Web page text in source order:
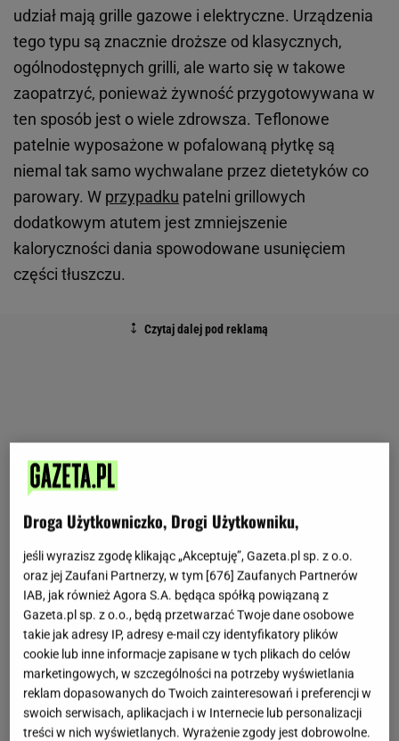
udział mają grille gazowe i elektryczne. Urządzenia
tego typu są znacznie droższe od klasycznych,
ogólnodostępnych grilli, ale warto się w takowe
zaopatrzyć, ponieważ żywność przygotowywana w
ten sposób jest o wiele zdrowsza. Teflonowe
patelnie wyposażone w pofalowaną płytkę są
niemal tak samo wychwalane przez dietetyków co
parowary. W przypadku patelni grillowych
dodatkowym atutem jest zmniejszenie
kaloryczności dania spowodowane usunięciem
części tłuszczu.
Droga Użytkowniczko, Drogi Użytkowniku,
jeśli wyrazisz zgodę klikając „Akceptuję”, Gazeta.pl sp. z o.o.
oraz jej Zaufani Partnerzy, w tym [676] Zaufanych Partnerów
IAB, jak również Agora S.A. będąca spółką powiązaną z
Gazeta.pl sp. z o.o., będą przetwarzać Twoje dane osobowe
takie jak adresy IP, adresy e-mail czy identyfikatory plików
cookie lub inne informacje zapisane w tych plikach do celów
marketingowych, w szczególności na potrzeby wyświetlania
reklam dopasowanych do Twoich zainteresowań i preferencji w
swoich serwisach, aplikacjach i w Internecie lub personalizacji
treści w nich wyświetlanych. Wyrażenie zgody jest dobrowolne.